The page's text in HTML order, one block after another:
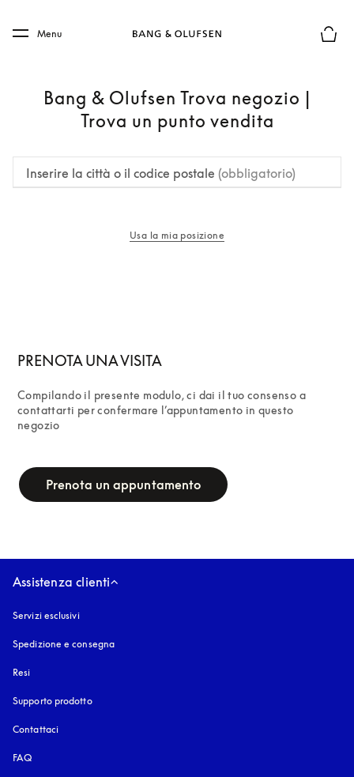
Skip to main footer
Menu
Bang & Olufsen Trova negozio |
Trova un punto vendita
Inserire la città o il codice postale (obbligatorio)
Usa la mia posizione
PRENOTA UNA VISITA
Compilando il presente modulo, ci dai il tuo consenso a
contattarti per confermare l’appuntamento in questo
negozio
Prenota un appuntamento
Assistenza clienti
Servizi esclusivi
Spedizione e consegna
Resi
Supporto prodotto
Contattaci
FAQ